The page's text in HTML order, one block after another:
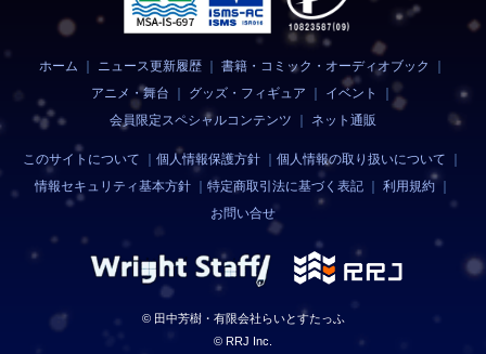
ホーム ｜ ニュース更新履歴 ｜書籍・コミック・オーディオブック
｜
アニメ・舞台
｜ グッズ・フィギュア ｜ イベント
｜
会員限定スペシャルコンテンツ ｜ ネット通販
このサイトについて ｜個人情報保護方針 ｜個人情報の取り扱いについて
｜
情報セキュリティ基本方針｜ 特定商取引法に基づく表記｜ 利用規約｜
お問い合せ
© 田中芳樹・有限会社らいとすたっふ
© RRJ Inc.